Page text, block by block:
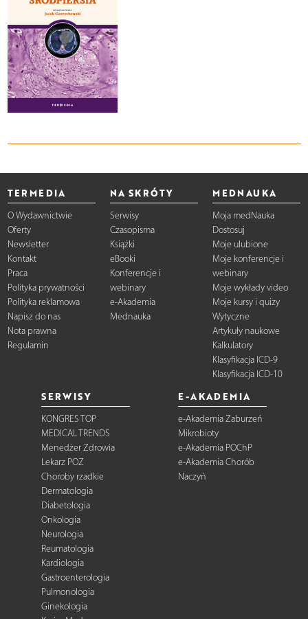
TERMEDIA
O Wydawnictwie
Oferty
Newsletter
Kontakt
Praca
Polityka prywatności
Polityka reklamowa
Napisz do nas
Nota prawna
Regulamin
NA SKRÓTY
Serwisy
Czasopisma
Książki
eBooki
Konferencje i
webinary
e-Akademia
Mednauka
MEDNAUKA
Moja medNauka
Dostosuj
Moje ulubione
Moje konferencje i
webinary
Moje wykłady video
Moje kursy i quizy
Wytyczne
Artykuły naukowe
Kalkulatory
Klasyfikacja ICD-9
Klasyfikacja ICD-10
SERWISY
KONGRES TOP
MEDICAL TRENDS
Menedżer Zdrowia
Lekarz POZ
Choroby rzadkie
Dermatologia
Diabetologia
Onkologia
Neurologia
Reumatologia
Kardiologia
Gastroenterologia
Pulmonologia
Ginekologia
E-AKADEMIA
e-Akademia Zaburzeń
Mikrobioty
e-Akademia POChP
e-Akademia Chorób
Naczyń